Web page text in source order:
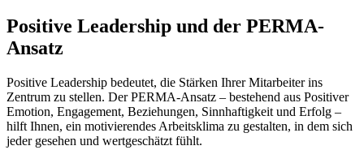
Positive Leadership und der PERMA-
Ansatz
Positive Leadership bedeutet, die Stärken Ihrer Mitarbeiter ins
Zentrum zu stellen. Der PERMA-Ansatz – bestehend aus Positiver
Emotion, Engagement, Beziehungen, Sinnhaftigkeit und Erfolg –
hilft Ihnen, ein motivierendes Arbeitsklima zu gestalten, in dem sich
jeder gesehen und wertgeschätzt fühlt.